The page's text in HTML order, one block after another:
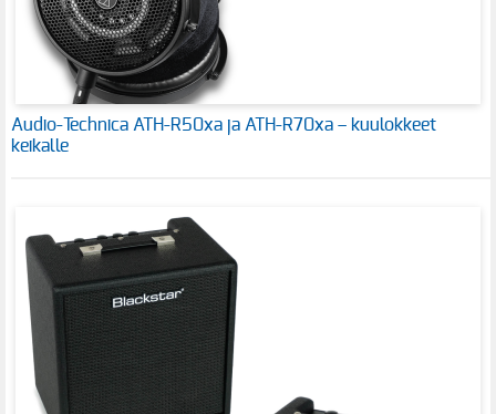
Audio-Technica ATH-R50xa ja ATH-R70xa – kuulokkeet
keikalle